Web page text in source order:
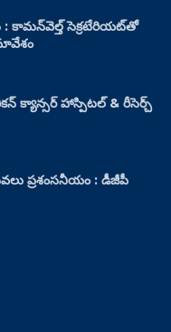
: కామన్‌వెల్త్ సెక్రటేరియట్‌తో
క్యాన్సర్ హాస్పిటల్ & రీసెర్చ్
ప్రశంసనీయం : డీజీపీ